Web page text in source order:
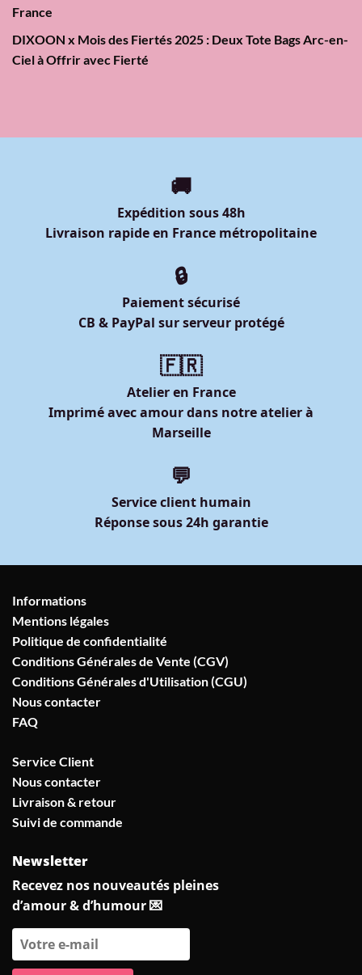
France
DIXOON x Mois des Fiertés 2025 : Deux Tote Bags Arc-en-
Ciel à Offrir avec Fierté
🚚
Expédition sous 48h
Livraison rapide en France métropolitaine
🔒
Paiement sécurisé
CB & PayPal sur serveur protégé
🇫🇷
Atelier en France
Imprimé avec amour dans notre atelier à
Marseille
💬
Service client humain
Réponse sous 24h garantie
Informations
Mentions légales
Politique de confidentialité
Conditions Générales de Vente (CGV)
Conditions Générales d'Utilisation (CGU)
Nous contacter
FAQ
Service Client
Nous contacter
Livraison & retour
Suivi de commande
Newsletter
Recevez nos nouveautés pleines
d’amour & d’humour 💌